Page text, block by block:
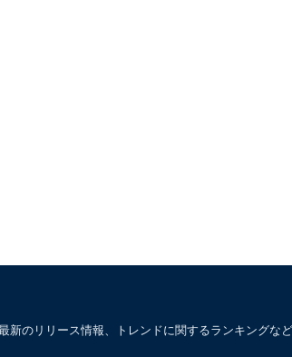
のリリース情報、トレンドに関するランキングな